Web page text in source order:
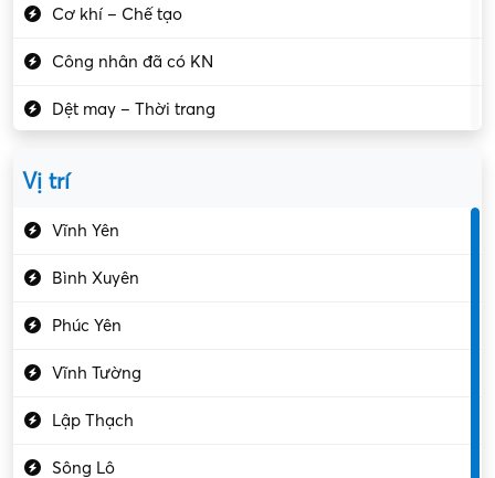
Cơ khí – Chế tạo
Công nhân đã có KN
Dệt may – Thời trang
Vị trí
Vĩnh Yên
Bình Xuyên
Phúc Yên
Vĩnh Tường
Lập Thạch
Sông Lô